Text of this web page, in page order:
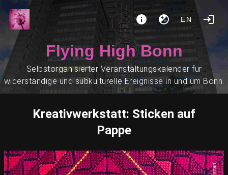
EN
Flying High Bonn
Selbstorganisierter Veranstaltungskalender für
widerständige und subkulturelle Ereignisse in und um Bonn.
Kreativwerkstatt: Sticken auf
Pappe